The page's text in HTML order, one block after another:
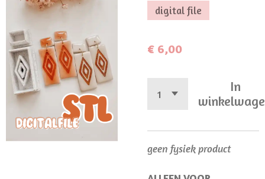
digital file
€ 6,00
In
geen fysiek product